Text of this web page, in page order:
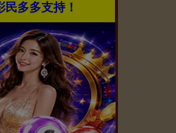
多多支持！